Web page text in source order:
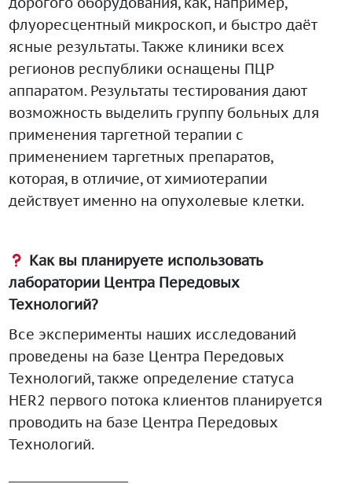
флуоресцентный микроскоп, и быстро даёт
ясные результаты. Также клиники всех
регионов республики оснащены ПЦР
аппаратом. Результаты тестирования дают
возможность выделить группу больных для
применения таргетной терапии с
применением таргетных препаратов,
которая, в отличие, от химиотерапии
действует именно на опухолевые клетки.
Как вы планируете использовать
лаборатории Центра Передовых
Технологий?
Все эксперименты наших исследований
проведены на базе Центра Передовых
Технологий, также определение статуса
HER2 первого потока клиентов планируется
проводить на базе Центра Передовых
Технологий.